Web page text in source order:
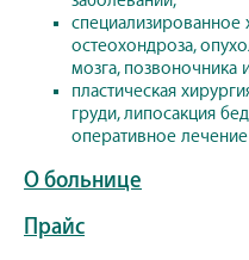
специализированное
остеохондроза,
мозга, позвоночника
пластическая
груди, липосакция
оперативное
О больнице
Прайс